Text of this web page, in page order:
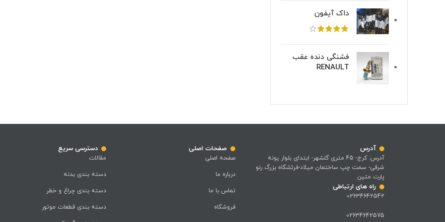
داک آیفون
فشنگی دنده عقب
RENAULT
آدرس
آدرس: کرج- 45 متری گلشهر- ابتدای بلوار پونه
شرقی- سمت چپ ساختمان میلاد-فرئشگاه بزرگ رنو
پارت متین
راه های ارتباطی
02634642542
02634642575
صفحات اصلی
صفحه اصلی
درباره ما
تماس با ما
فروشگاه
دسترسی سریع
مقالات
دسته بندی بدنه
دسته بندی چراغ و خطر
دسته بندی قطعات موتور